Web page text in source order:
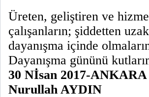
Üreten, geliştiren ve
çalışanların; şiddetten
dayanışma içinde
Dayanışma gününü
30 Nİsan 2017-ANKARA
Nurullah AYDIN